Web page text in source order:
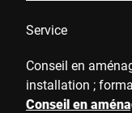
Service
Conseil en
installation ;
Conseil en